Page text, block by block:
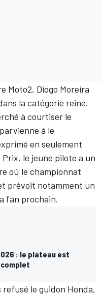
Moto2, Diogo Moreira
la catégorie reine.
à courtiser le
à le
en seulement
le jeune pilote a un
où le championnat
prévoit notamment un
l'an prochain.
: le plateau est
le guidon Honda,